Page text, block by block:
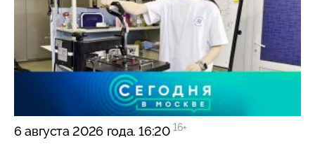
6 августа 2026 года. 16:20 16+